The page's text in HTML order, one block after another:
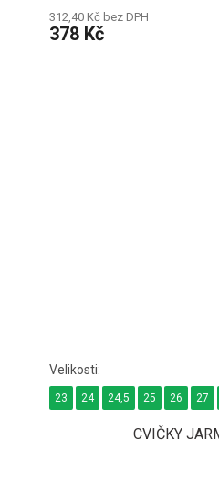
312,40 Kč bez DPH
378 Kč
CVIČKY
23 24 24,5 25 26 27